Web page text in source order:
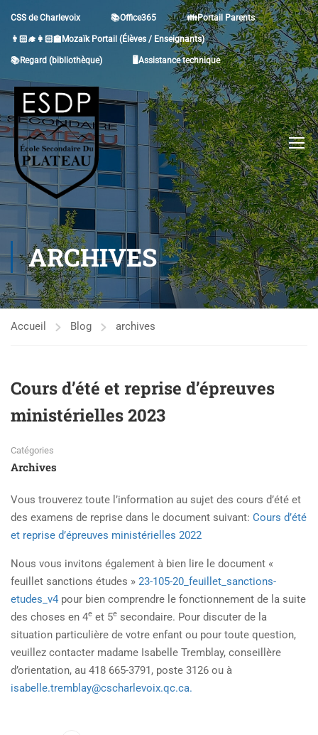
CSS de Charlevoix 📚Office365 👪Portail Parents
👨🏻‍🎓👩🏻‍🏫Mozaïk Portail (Élèves / Enseignants)
📚Regard (bibliothèque) 🖥Assistance technique
ARCHIVES
Accueil Blog archives
Cours d’été et reprise d’épreuves
ministérielles 2023
Catégories
Archives
Vous trouverez toute l’information au sujet des cours d’été et
des examens de reprise dans le document suivant: Cours d’été
et reprise d’épreuves ministérielles 2022
Nous vous invitons également à bien lire le document «
feuillet sanctions études » 23-105-20_feuillet_sanctions-
etudes_v4 pour bien comprendre le fonctionnement de la suite
des choses en 4e et 5e secondaire. Pour discuter de la
situation particulière de votre enfant ou pour toute question,
veuillez contacter madame Isabelle Tremblay, conseillère
d’orientation, au 418 665-3791, poste 3126 ou à
isabelle.tremblay@cscharlevoix.qc.ca.